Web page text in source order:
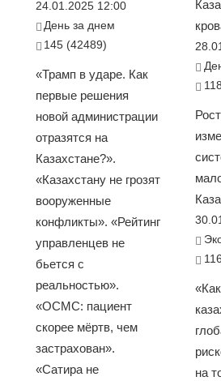
24.01.2025 12:00
День за днем
145 (42489)
«Трамп в ударе. Как
первые решения
новой администрации
отразятся на
Казахстане?».
«Казахстану не грозят
вооруженные
конфликты». «Рейтинг
управленцев не
бьется с
реальностью».
«ОСМС: пациент
скорее мёртв, чем
застрахован».
«Сатира не
на